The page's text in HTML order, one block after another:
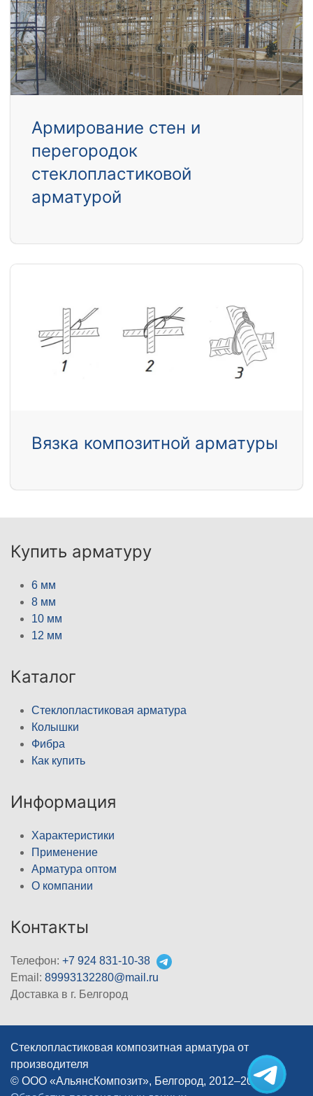
Армирование стен и
перегородок
стеклопластиковой
арматурой
Вязка композитной арматуры
Купить арматуру
6 мм
8 мм
10 мм
12 мм
Каталог
Стеклопластиковая арматура
Колышки
Фибра
Как купить
Информация
Характеристики
Применение
Арматура оптом
О компании
Контакты
Телефон: +7 924 831-10-38
Email: 89993132280@mail.ru
Доставка в г. Белгород
Стеклопластиковая композитная арматура от
производителя
© ООО «АльянсКомпозит», Белгород, 2012–2026 |